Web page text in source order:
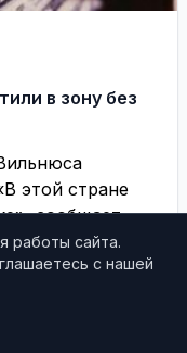
в зону без
этой стране
сообщает
...
работы сайта.
с нашей